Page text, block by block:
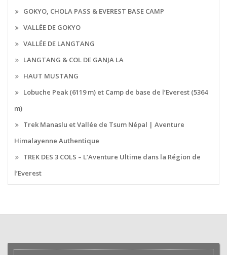
GOKYO, CHOLA PASS & EVEREST BASE CAMP
VALLÉE DE GOKYO
VALLÉE DE LANGTANG
LANGTANG & COL DE GANJA LA
HAUT MUSTANG
Lobuche Peak (6119 m) et Camp de base de l’Everest (5364
m)
Trek Manaslu et Vallée de Tsum Népal | Aventure
Himalayenne Authentique
TREK DES 3 COLS – L’Aventure Ultime dans la Région de
l’Everest